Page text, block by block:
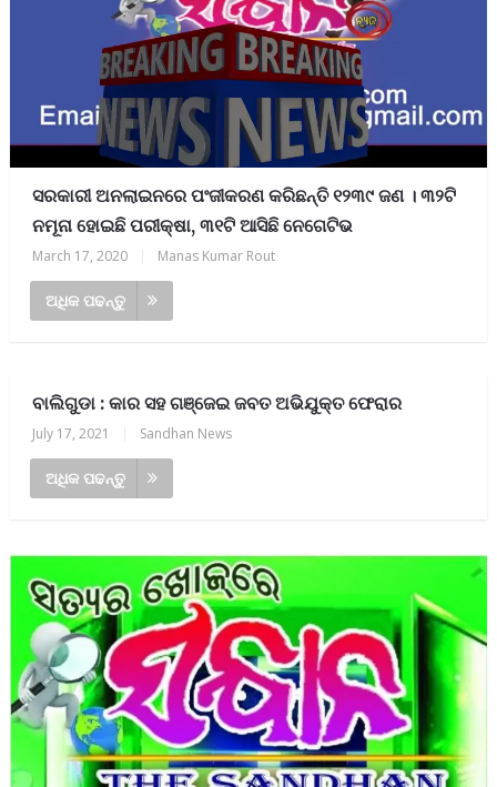
ସରକାରୀ ଅନଲାଇନରେ ପଂଜୀକରଣ କରିଛନ୍ତି ୧୨୩୯ ଜଣ । ୩୨ଟି
ନମୂନା ହୋଇଛି ପରୀକ୍ଷା, ୩୧ଟି ଆସିଛି ନେଗେଟିଭ
March 17, 2020 Manas Kumar Rout
ଅଧିକ ପଢନ୍ତୁ
ବାଲିଗୁଡା : କାର ସହ ଗଞ୍ଜେଇ ଜବତ ଅଭିଯୁକ୍ତ ଫେରାର
July 17, 2021 Sandhan News
ଅଧିକ ପଢନ୍ତୁ